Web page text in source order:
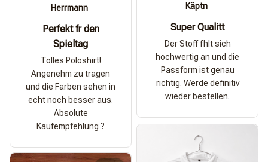
Herrmann
Perfekt fr den
Spieltag
Tolles Poloshirt!
Angenehm zu tragen
und die Farben sehen in
echt noch besser aus.
Absolute
Kaufempfehlung ?
Käptn
Super Qualitt
Der Stoff fhlt sich
hochwertig an und die
Passform ist genau
richtig. Werde definitiv
wieder bestellen.